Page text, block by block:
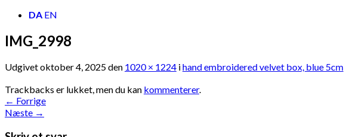
DA EN
IMG_2998
Udgivetoktober 4, 2025den 1020 × 1224 ihand embroidered velvet box, blue 5cm
Trackbacks er lukket, men du kan kommenterer.
← Forrige
Næste →